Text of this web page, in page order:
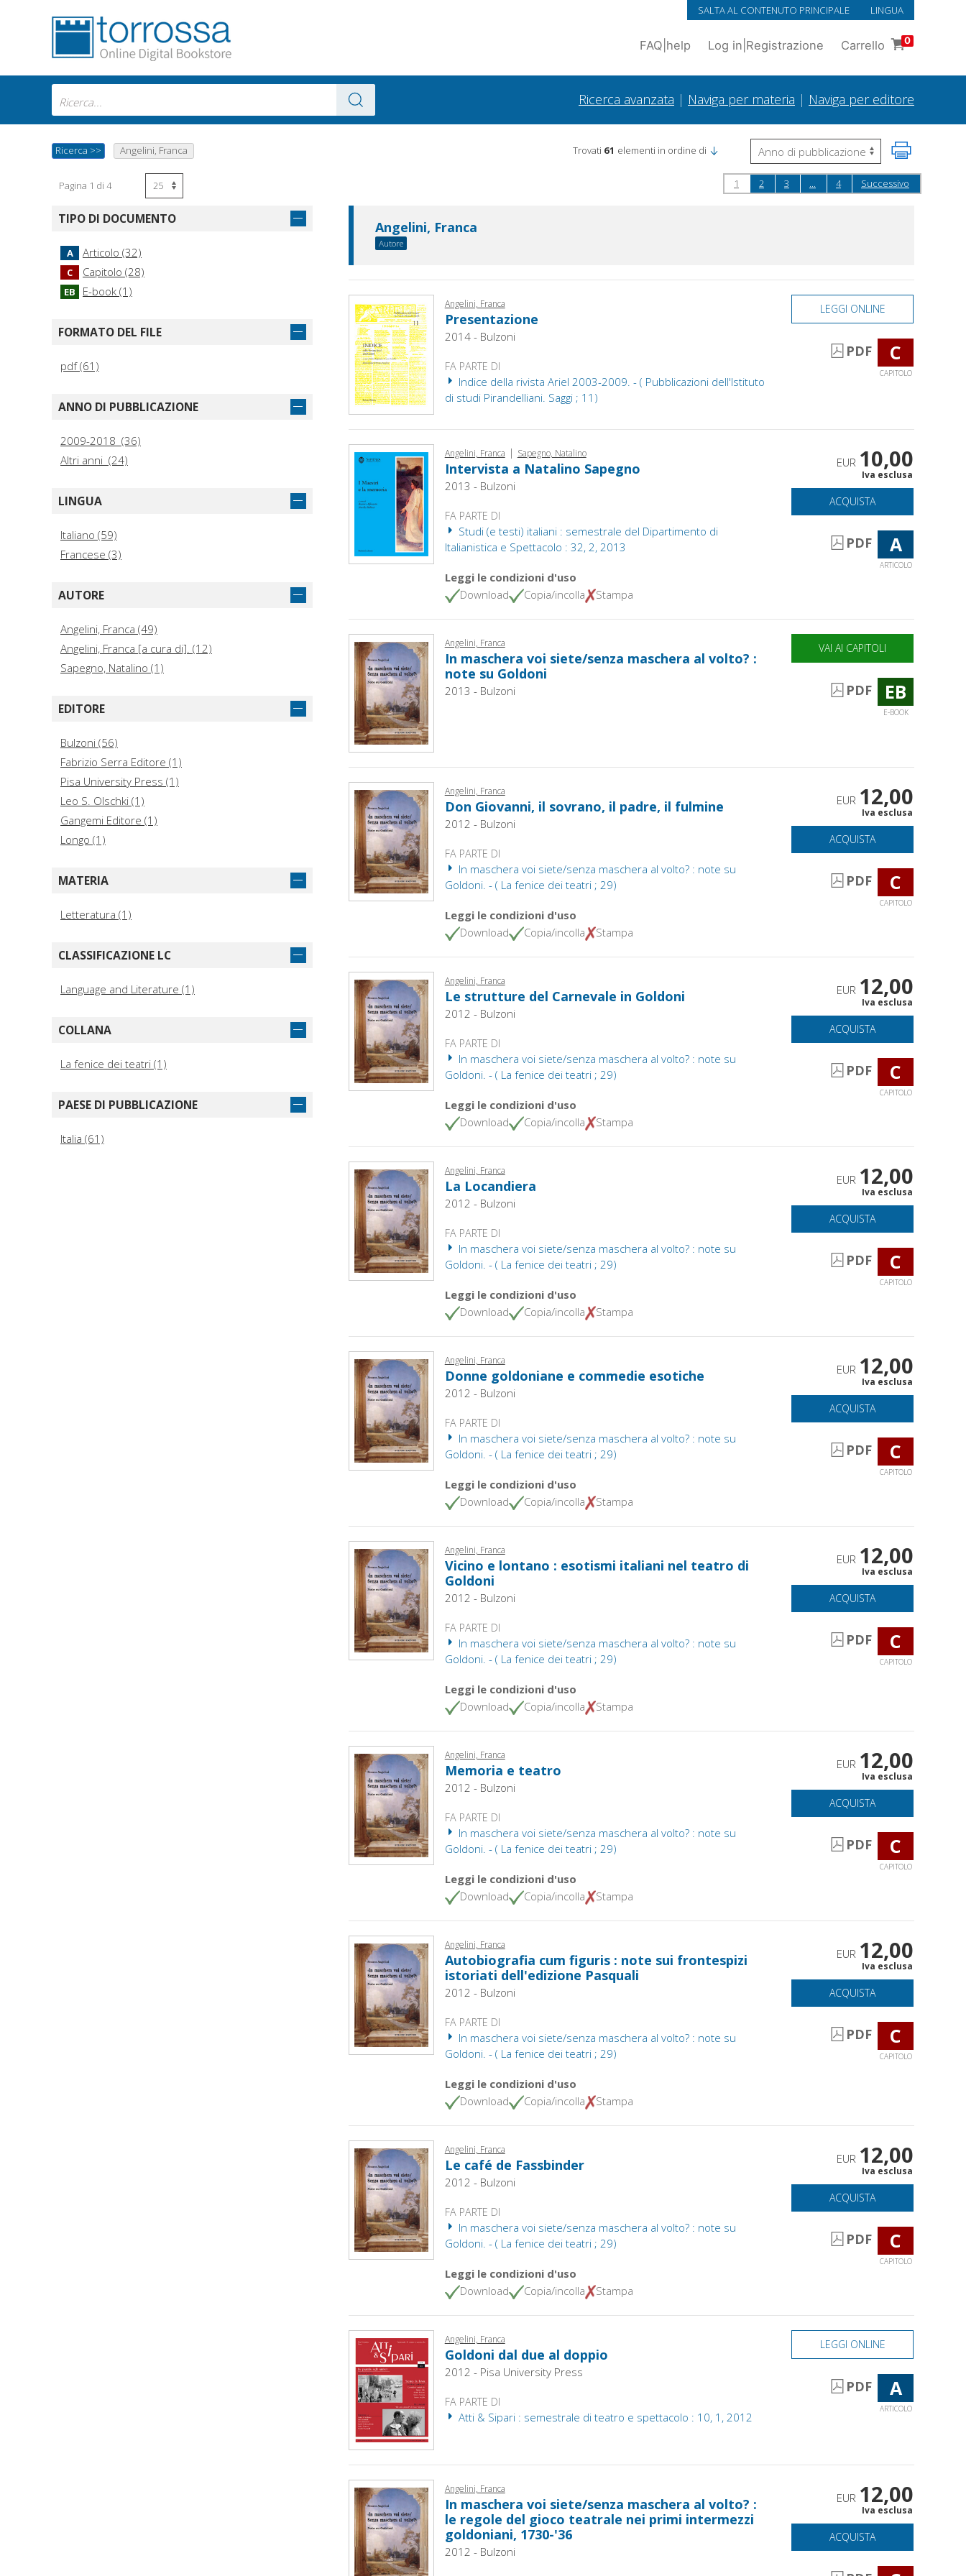
SALTA AL CONTENUTO PRINCIPALE LINGUA
FAQ help Log in Registrazione Carrello 0
Ricerca avanzata | Naviga per materia | Naviga per editore
Ricerca >> Angelini, Franca Trovati 61 elementi in ordine di
Pagina 1 di 4 1 2 3 ... 4 Successivo
TIPO DI DOCUMENTO
A Articolo (32)
C Capitolo (28)
EB E-book (1)
FORMATO DEL FILE
pdf (61)
ANNO DI PUBBLICAZIONE
2009-2018 (36)
Altri anni (24)
LINGUA
Italiano (59)
Francese (3)
AUTORE
Angelini, Franca (49)
Angelini, Franca [a cura di]. (12)
Sapegno, Natalino (1)
EDITORE
Bulzoni (56)
Fabrizio Serra Editore (1)
Pisa University Press (1)
Leo S. Olschki (1)
Gangemi Editore (1)
Longo (1)
MATERIA
Letteratura (1)
CLASSIFICAZIONE LC
Language and Literature (1)
COLLANA
La fenice dei teatri (1)
PAESE DI PUBBLICAZIONE
Italia (61)
Angelini, Franca
Autore
Angelini, Franca
Presentazione
2014 - Bulzoni
FA PARTE DI
Indice della rivista Ariel 2003-2009. - ( Pubblicazioni dell'Istituto
di studi Pirandelliani. Saggi ; 11)
LEGGI ONLINE
PDF C
CAPITOLO
Angelini, Franca | Sapegno, Natalino
Intervista a Natalino Sapegno
2013 - Bulzoni
FA PARTE DI
Studi (e testi) italiani : semestrale del Dipartimento di
Italianistica e Spettacolo : 32, 2, 2013
Leggi le condizioni d'uso
Download
Copia/incolla Stampa
EUR 10,00
Iva esclusa
ACQUISTA
PDF A
ARTICOLO
Angelini, Franca
In maschera voi siete/senza maschera al volto? :
note su Goldoni
2013 - Bulzoni
VAI AI CAPITOLI
PDF EB
E-BOOK
Angelini, Franca
Don Giovanni, il sovrano, il padre, il fulmine
2012 - Bulzoni
FA PARTE DI
In maschera voi siete/senza maschera al volto? : note su
Goldoni. - ( La fenice dei teatri ; 29)
Leggi le condizioni d'uso
Download
Copia/incolla Stampa
EUR 12,00
Iva esclusa
ACQUISTA
PDF C
CAPITOLO
Angelini, Franca
Le strutture del Carnevale in Goldoni
2012 - Bulzoni
FA PARTE DI
In maschera voi siete/senza maschera al volto? : note su
Goldoni. - ( La fenice dei teatri ; 29)
Leggi le condizioni d'uso
Download
Copia/incolla Stampa
EUR 12,00
Iva esclusa
ACQUISTA
PDF C
CAPITOLO
Angelini, Franca
La Locandiera
2012 - Bulzoni
FA PARTE DI
In maschera voi siete/senza maschera al volto? : note su
Goldoni. - ( La fenice dei teatri ; 29)
Leggi le condizioni d'uso
Download
Copia/incolla Stampa
EUR 12,00
Iva esclusa
ACQUISTA
PDF C
CAPITOLO
Angelini, Franca
Donne goldoniane e commedie esotiche
2012 - Bulzoni
FA PARTE DI
In maschera voi siete/senza maschera al volto? : note su
Goldoni. - ( La fenice dei teatri ; 29)
Leggi le condizioni d'uso
Download
Copia/incolla Stampa
EUR 12,00
Iva esclusa
ACQUISTA
PDF C
CAPITOLO
Angelini, Franca
Vicino e lontano : esotismi italiani nel teatro di
Goldoni
2012 - Bulzoni
FA PARTE DI
In maschera voi siete/senza maschera al volto? : note su
Goldoni. - ( La fenice dei teatri ; 29)
Leggi le condizioni d'uso
Download
Copia/incolla Stampa
EUR 12,00
Iva esclusa
ACQUISTA
PDF C
CAPITOLO
Angelini, Franca
Memoria e teatro
2012 - Bulzoni
FA PARTE DI
In maschera voi siete/senza maschera al volto? : note su
Goldoni. - ( La fenice dei teatri ; 29)
Leggi le condizioni d'uso
Download
Copia/incolla Stampa
EUR 12,00
Iva esclusa
ACQUISTA
PDF C
CAPITOLO
Angelini, Franca
Autobiografia cum figuris : note sui frontespizi
istoriati dell'edizione Pasquali
2012 - Bulzoni
FA PARTE DI
In maschera voi siete/senza maschera al volto? : note su
Goldoni. - ( La fenice dei teatri ; 29)
Leggi le condizioni d'uso
Download
Copia/incolla Stampa
EUR 12,00
Iva esclusa
ACQUISTA
PDF C
CAPITOLO
Angelini, Franca
Le café de Fassbinder
2012 - Bulzoni
FA PARTE DI
In maschera voi siete/senza maschera al volto? : note su
Goldoni. - ( La fenice dei teatri ; 29)
Leggi le condizioni d'uso
Download
Copia/incolla Stampa
EUR 12,00
Iva esclusa
ACQUISTA
PDF C
CAPITOLO
Angelini, Franca
Goldoni dal due al doppio
2012 - Pisa University Press
FA PARTE DI
Atti & Sipari : semestrale di teatro e spettacolo : 10, 1, 2012
LEGGI ONLINE
PDF A
ARTICOLO
Angelini, Franca
In maschera voi siete/senza maschera al volto? :
le regole del gioco teatrale nei primi intermezzi
goldoniani, 1730-'36
2012 - Bulzoni
EUR 12,00
Iva esclusa
ACQUISTA